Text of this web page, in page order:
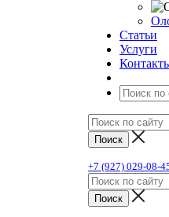
Статьи
Услуги
+7 (927) 029-08-